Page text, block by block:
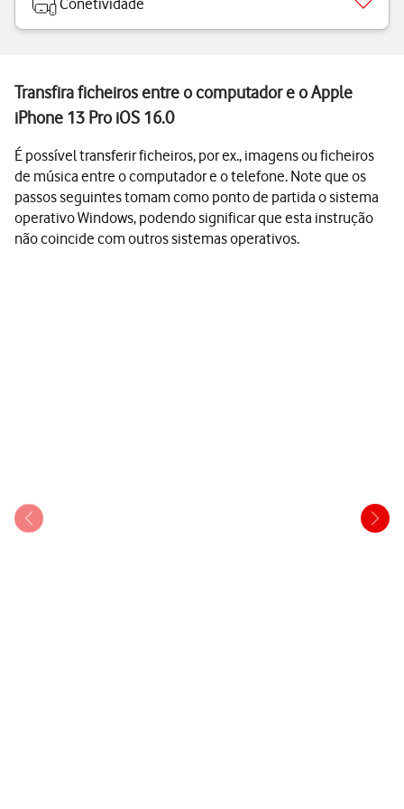
Conetividade
Transfira ficheiros entre o computador e o Apple
iPhone 13 Pro iOS 16.0
É possível transferir ficheiros, por ex., imagens ou ficheiros
de música entre o computador e o telefone. Note que os
passos seguintes tomam como ponto de partida o sistema
operativo Windows, podendo significar que esta instrução
não coincide com outros sistemas operativos.